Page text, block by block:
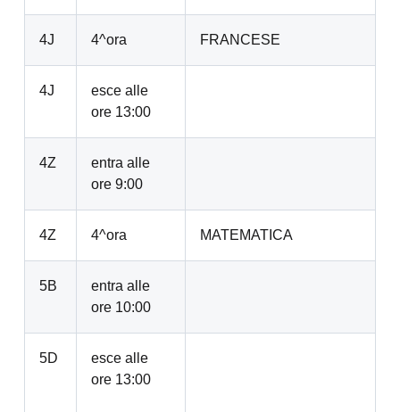
4J 4^ora FRANCESE
4J
esce alle
ore 13:00
4Z
entra alle
ore 9:00
4Z 4^ora MATEMATICA
5B
entra alle
ore 10:00
5D
esce alle
ore 13:00